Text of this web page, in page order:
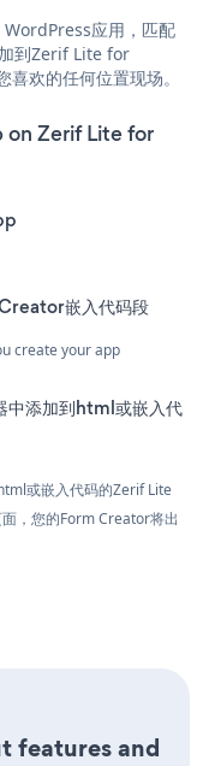
应用，匹配
到Zerif Lite for
欢的任何位置现场。
on Zerif Lite for
嵌入代码段
create your app
添加到html或嵌入代
或嵌入代码的Zerif Lite
，您的Form Creator将出
features and